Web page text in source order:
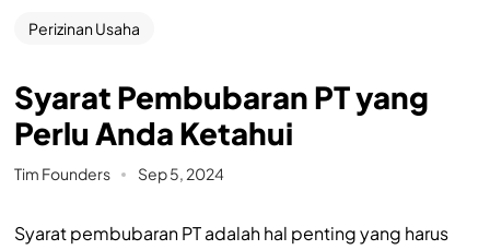
Perizinan Usaha
Syarat Pembubaran PT yang
Perlu Anda Ketahui
Tim Founders Sep 5, 2024
Syarat pembubaran PT adalah hal penting yang harus